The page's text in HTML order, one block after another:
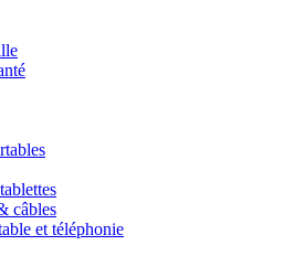
câbles
et téléphonie